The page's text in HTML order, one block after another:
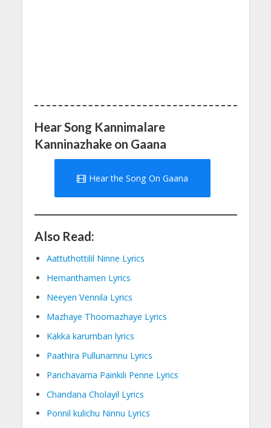
Hear Song Kannimalare
Kanninazhake on Gaana
Hear the Song On Gaana
Also Read:
Aattuthottilil Ninne Lyrics
Hemanthamen Lyrics
Neeyen Vennila Lyrics
Mazhaye Thoomazhaye Lyrics
Kakka karumban lyrics
Paathira Pullunarnnu Lyrics
Panchavarna Painkili Penne Lyrics
Chandana Cholayil Lyrics
Ponnil kulichu Ninnu Lyrics